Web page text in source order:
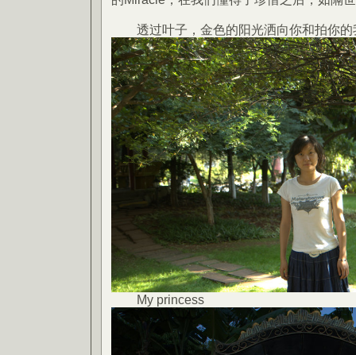
透过叶子，金色的阳光洒向你和拍你的
My princess